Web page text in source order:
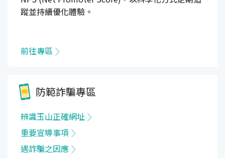
蹤並持續優化體驗。
前往專區
防範詐騙專區
辨識玉山正確網址
重要宣導事項
遇詐騙之因應